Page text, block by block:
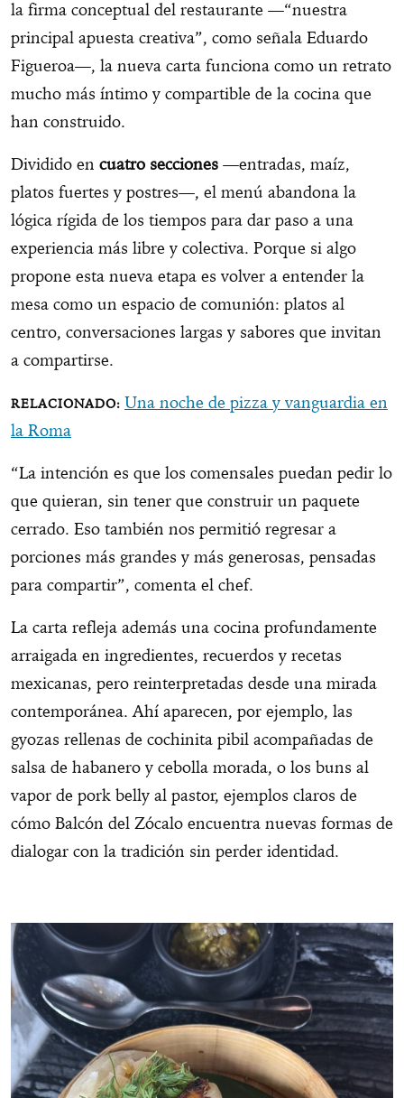
la firma conceptual del restaurante —“nuestra
principal apuesta creativa”, como señala Eduardo
Figueroa—, la nueva carta funciona como un retrato
mucho más íntimo y compartible de la cocina que
han construido.
Dividido en cuatro secciones —entradas, maíz,
platos fuertes y postres—, el menú abandona la
lógica rígida de los tiempos para dar paso a una
experiencia más libre y colectiva. Porque si algo
propone esta nueva etapa es volver a entender la
mesa como un espacio de comunión: platos al
centro, conversaciones largas y sabores que invitan
a compartirse.
Una noche de pizza y vanguardia en
la Roma
“La intención es que los comensales puedan pedir lo
que quieran, sin tener que construir un paquete
cerrado. Eso también nos permitió regresar a
porciones más grandes y más generosas, pensadas
para compartir”, comenta el chef.
La carta refleja además una cocina profundamente
arraigada en ingredientes, recuerdos y recetas
mexicanas, pero reinterpretadas desde una mirada
contemporánea. Ahí aparecen, por ejemplo, las
gyozas rellenas de cochinita pibil acompañadas de
salsa de habanero y cebolla morada, o los buns al
vapor de pork belly al pastor, ejemplos claros de
cómo Balcón del Zócalo encuentra nuevas formas de
dialogar con la tradición sin perder identidad.